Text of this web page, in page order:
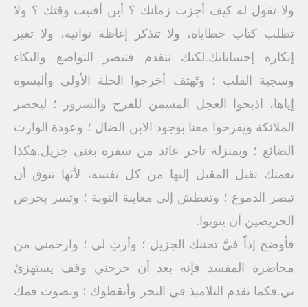
ولا تقول له كيف أجزت زمانك ؟ أين أفنيت وقتك ؟ ولا
تطلب كتاب خطاياه، ولا تتذكر إغاظة توانيه، ولا تعير
إنكاره إحساناتك.لكنك تتقدم فتبصر التواضع والبكاء
وسجية القلب ؛ وتَهتف أخرجوا الحلة الأولى وألبسوه
إياها، اذبحوا العجل المسمن للفرح والسرور ؛ ليحضر
الملائكة ويفرحوا معنا بوجود الابن الضال ؛ وعودة الوارث
الضائع ؛ وبمنزلة تاجر عائد من سفره بغنى جزيل.هكذا
نعمتك تقبل المقبل إليها من كل نفسه، لأنَها تتوق أن
تبصر الدموع ؛ وتعطش إلى معاينة التوبة ؛ وتسر بحرص
الحريصين أن يتوبوا.
فأوضح إذاً فيَّ تحننك الجزيل ؛ وأرثِ لي ؛ وارحمني من
محاضرة المفسد فإنه بعد أن جرحني وقف يستهزئ
بي.فكما تقدم التلاميذ في البحر وأيقظوك ؛ وبصوت فمك